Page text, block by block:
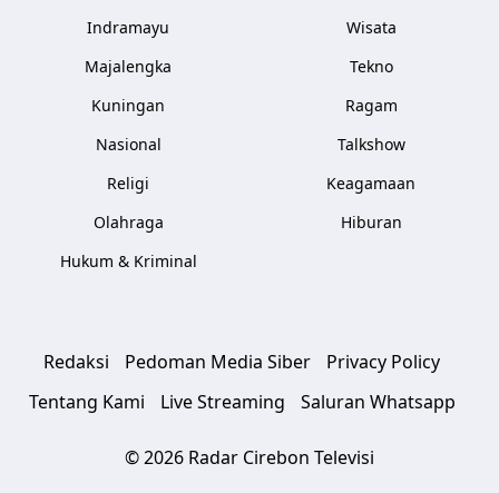
Indramayu
Majalengka
Kuningan
Nasional
Religi
Olahraga
Hukum & Kriminal
Wisata
Tekno
Ragam
Talkshow
Keagamaan
Hiburan
Redaksi Pedoman Media Siber
Privacy Policy
Tentang Kami
Live Streaming Saluran Whatsapp
© 2026 Radar Cirebon Televisi